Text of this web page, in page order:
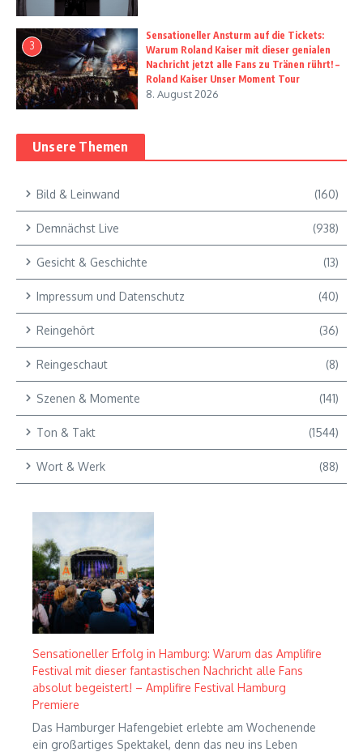
3
Sensationeller Ansturm auf die Tickets:
Warum Roland Kaiser mit dieser genialen
Nachricht jetzt alle Fans zu Tränen rührt! –
Roland Kaiser Unser Moment Tour
8. August 2026
Unsere Themen
Bild & Leinwand (160)
Demnächst Live (938)
Gesicht & Geschichte (13)
Impressum und Datenschutz (40)
Reingehört (36)
Reingeschaut (8)
Szenen & Momente (141)
Ton & Takt (1544)
Wort & Werk (88)
Sensationeller Erfolg in Hamburg: Warum das Amplifire
Festival mit dieser fantastischen Nachricht alle Fans
absolut begeistert! – Amplifire Festival Hamburg
Premiere
Das Hamburger Hafengebiet erlebte am Wochenende
ein großartiges Spektakel, denn das neu ins Leben